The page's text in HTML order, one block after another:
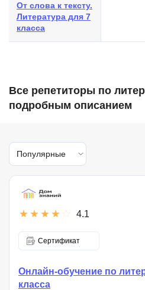
От слова к тексту.
Литература для 7
класса
Все репетиторы по
подробным описанием
Популярные
4.1
Сертификат
Онлайн-обучение по
класса